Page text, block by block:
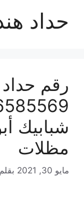
حداد
رقم
شبابيك
مظلات
مايو 30, 2021 بقلم